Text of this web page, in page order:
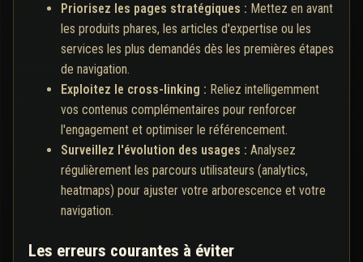
Priorisez les pages stratégiques : Mettez en avant
les produits phares, les articles d'expertise ou les
services les plus demandés dès les premières étapes
de navigation.
Exploitez le cross-linking : Reliez intelligemment
vos contenus complémentaires pour renforcer
l'engagement et optimiser le référencement.
Surveillez l'évolution des usages : Analysez
régulièrement les parcours utilisateurs (analytics,
heatmaps) pour ajuster votre arborescence et votre
navigation.
Les erreurs courantes à éviter